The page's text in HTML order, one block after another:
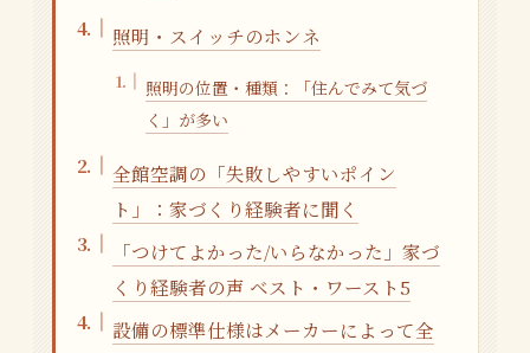
照明・スイッチのホンネ
照明の位置・種類：「住んでみて気づ
く」が多い
全館空調の「失敗しやすいポイン
ト」：家づくり経験者に聞く
「つけてよかった/いらなかった」家づ
くり経験者の声 ベスト・ワースト5
設備の標準仕様はメーカーによって全